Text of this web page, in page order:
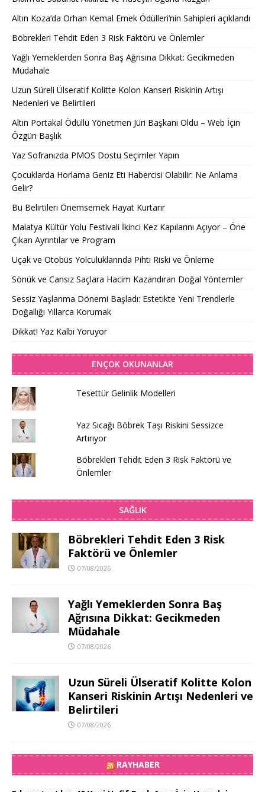
Altın Koza’da Orhan Kemal Emek Ödülleri’nin Sahipleri açıklandı
Böbrekleri Tehdit Eden 3 Risk Faktörü ve Önlemler
Yağlı Yemeklerden Sonra Baş Ağrısına Dikkat: Gecikmeden
Müdahale
Uzun Süreli Ülseratif Kolitte Kolon Kanseri Riskinin Artışı
Nedenleri ve Belirtileri
Altın Portakal Ödüllü Yönetmen Jüri Başkanı Oldu – Web İçin
Özgün Başlık
Yaz Sofranızda PMOS Dostu Seçimler Yapın
Çocuklarda Horlama Geniz Eti Habercisi Olabilir: Ne Anlama
Gelir?
Bu Belirtileri Önemsemek Hayat Kurtarır
Malatya Kültür Yolu Festivali İkinci Kez Kapılarını Açıyor – Öne
Çıkan Ayrıntılar ve Program
Uçak ve Otobüs Yolculuklarında Pıhtı Riski ve Önleme
Sönük ve Cansız Saçlara Hacim Kazandıran Doğal Yöntemler
Sessiz Yaşlanma Dönemi Başladı: Estetikte Yeni Trendlerle
Doğallığı Yıllarca Korumak
Dikkat! Yaz Kalbi Yoruyor
ENÇOK OKUNANLAR
Tesettür Gelinlik Modelleri
Yaz Sıcağı Böbrek Taşı Riskini Sessizce
Artırıyor
Böbrekleri Tehdit Eden 3 Risk Faktörü ve
Önlemler
SAĞLIK
Böbrekleri Tehdit Eden 3 Risk
Faktörü ve Önlemler
07/08/2026
Yağlı Yemeklerden Sonra Baş
Ağrısına Dikkat: Gecikmeden
Müdahale
07/08/2026
Uzun Süreli Ülseratif Kolitte Kolon
Kanseri Riskinin Artışı Nedenleri ve
Belirtileri
07/08/2026
RAYHABER